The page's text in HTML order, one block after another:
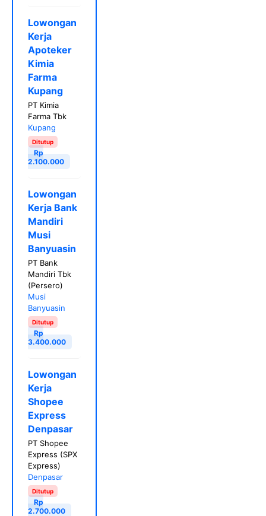
Lowongan
Kerja
Apoteker
Kimia
Farma
Kupang
PT Kimia
Farma Tbk
Kupang
Ditutup
Rp
2.100.000
Lowongan
Kerja Bank
Mandiri
Musi
Banyuasin
PT Bank
Mandiri Tbk
(Persero)
Musi
Banyuasin
Ditutup
Rp
3.400.000
Lowongan
Kerja
Shopee
Express
Denpasar
PT Shopee
Express (SPX
Express)
Denpasar
Ditutup
Rp
2.700.000